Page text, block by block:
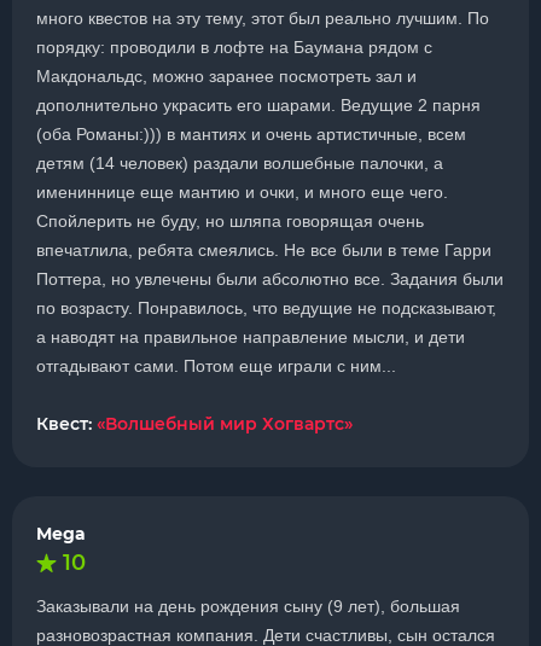
много квестов на эту тему, этот был реально лучшим. По
порядку: проводили в лофте на Баумана рядом с
Макдональдс, можно заранее посмотреть зал и
дополнительно украсить его шарами. Ведущие 2 парня
(оба Романы:))) в мантиях и очень артистичные, всем
детям (14 человек) раздали волшебные палочки, а
имениннице еще мантию и очки, и много еще чего.
Спойлерить не буду, но шляпа говорящая очень
впечатлила, ребята смеялись. Не все были в теме Гарри
Поттера, но увлечены были абсолютно все. Задания были
по возрасту. Понравилось, что ведущие не подсказывают,
а наводят на правильное направление мысли, и дети
отгадывают сами. Потом еще играли с ним...
Квест: «Волшебный мир Хогвартс»
Mega
10
Заказывали на день рождения сыну (9 лет), большая
разновозрастная компания. Дети счастливы, сын остался